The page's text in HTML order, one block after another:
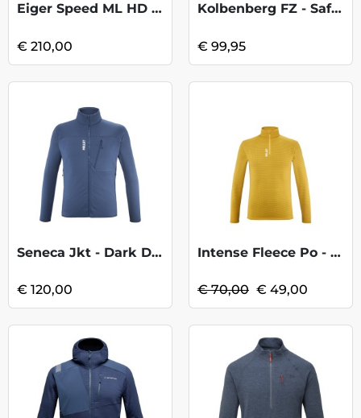
Eiger Speed ML HD Jkt - Arumita Night
€ 210,00
Kolbenberg FZ - Safflower
€ 99,95
Seneca Jkt - Dark Demin
€ 120,00
Intense Fleece Po - Safran KOOPJE
€ 70,00 € 49,00